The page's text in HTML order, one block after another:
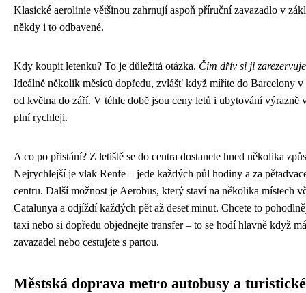
Klasické aerolinie většinou zahrnují aspoň příruční zavazadlo v
někdy i to odbavené.
Kdy koupit letenku? To je důležitá otázka. Čím dřív si ji
Ideálně několik měsíců dopředu, zvlášť když míříte do Barcelony v
od května do září. V téhle době jsou ceny letů i ubytování výrazně
plní rychleji.
A co po přistání? Z letiště se do centra dostanete hned několika
Nejrychlejší je vlak Renfe – jede každých půl hodiny a za
centru. Další možnost je Aerobus, který staví na několika místech
Catalunya a odjíždí každých pět až deset minut. Chcete to
taxi nebo si dopředu objednejte transfer – to se hodí hlavně když
zavazadel nebo cestujete s partou.
Městská doprava metro autobusy a